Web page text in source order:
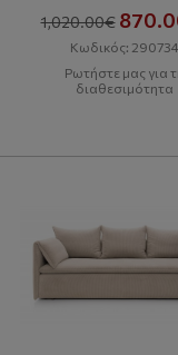
1,020.00€
Κωδικός: 290734
Ρωτήστε μας για
διαθεσιμότητα